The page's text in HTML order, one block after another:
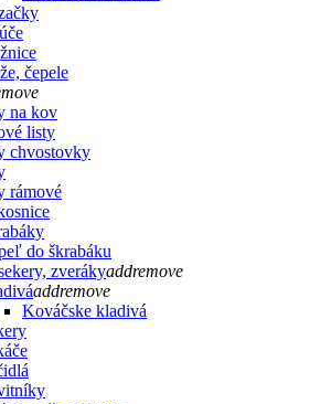
čepele
na kov
listy
chvostovky
rámové
do škrabáku
zverákyaddremove
addremove
Kováčske kladivá